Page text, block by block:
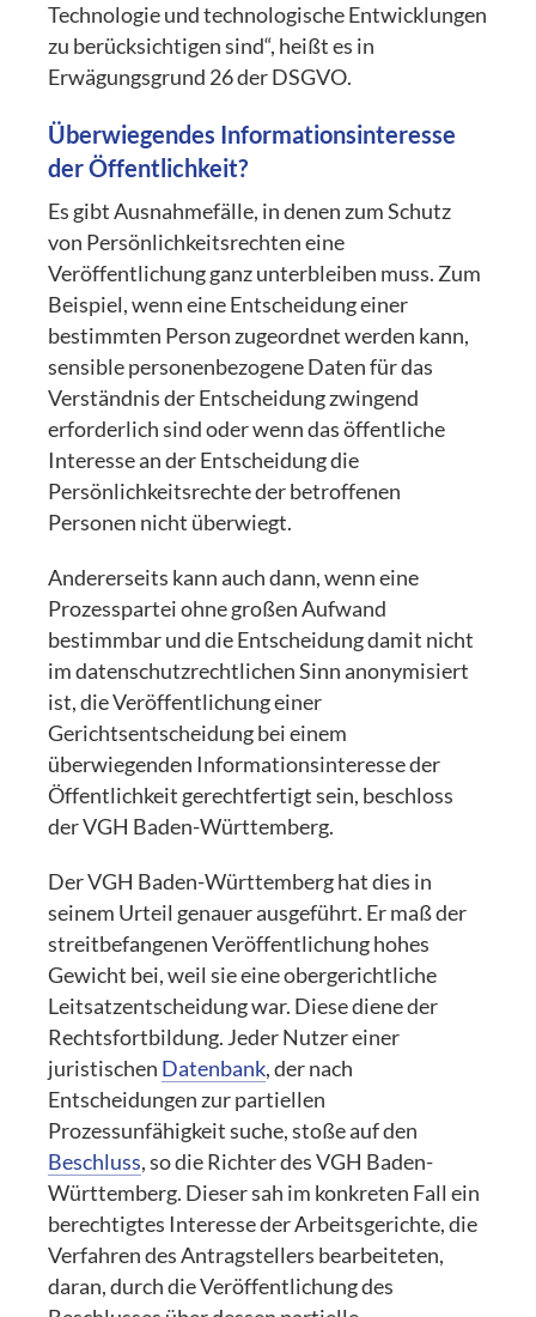
Technologie und technologische Entwicklungen
zu berücksichtigen sind“, heißt es in
Erwägungsgrund 26 der DSGVO.
Überwiegendes Informationsinteresse
der Öffentlichkeit?
Es gibt Ausnahmefälle, in denen zum Schutz
von Persönlichkeitsrechten eine
Veröffentlichung ganz unterbleiben muss. Zum
Beispiel, wenn eine Entscheidung einer
bestimmten Person zugeordnet werden kann,
sensible personenbezogene Daten für das
Verständnis der Entscheidung zwingend
erforderlich sind oder wenn das öffentliche
Interesse an der Entscheidung die
Persönlichkeitsrechte der betroffenen
Personen nicht überwiegt.
Andererseits kann auch dann, wenn eine
Prozesspartei ohne großen Aufwand
bestimmbar und die Entscheidung damit nicht
im datenschutzrechtlichen Sinn anonymisiert
ist, die Veröffentlichung einer
Gerichtsentscheidung bei einem
überwiegenden Informationsinteresse der
Öffentlichkeit gerechtfertigt sein, beschloss
der VGH Baden-Württemberg.
Der VGH Baden-Württemberg hat dies in
seinem Urteil genauer ausgeführt. Er maß der
streitbefangenen Veröffentlichung hohes
Gewicht bei, weil sie eine obergerichtliche
Leitsatzentscheidung war. Diese diene der
Rechtsfortbildung. Jeder Nutzer einer
juristischen Datenbank, der nach
Entscheidungen zur partiellen
Prozessunfähigkeit suche, stoße auf den
Beschluss, so die Richter des VGH Baden-
Württemberg. Dieser sah im konkreten Fall ein
berechtigtes Interesse der Arbeitsgerichte, die
Verfahren des Antragstellers bearbeiteten,
daran, durch die Veröffentlichung des